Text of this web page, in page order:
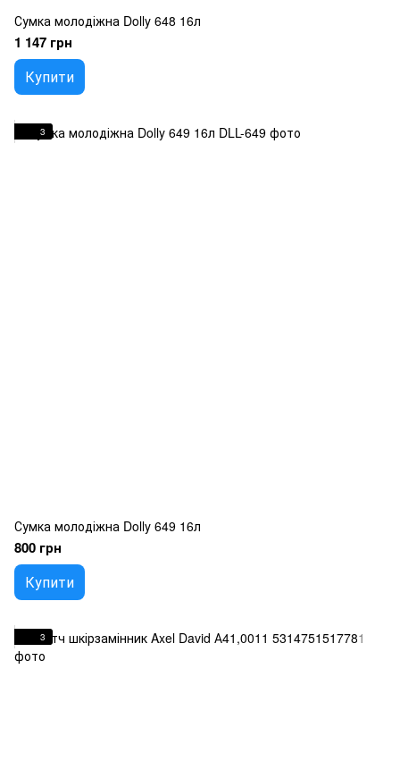
Сумка молодіжна Dolly 648 16л
1 147 грн
Купити
3
Сумка молодіжна Dolly 649 16л
800 грн
Купити
3